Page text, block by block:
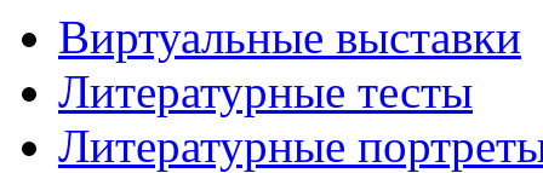
Виртуальные выставки
Литературные тесты
Литературные